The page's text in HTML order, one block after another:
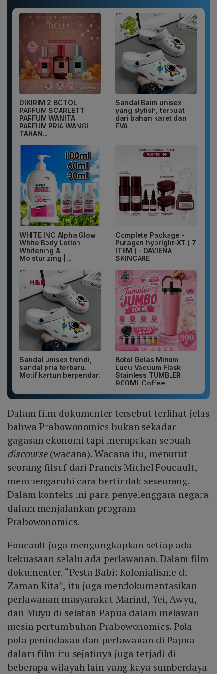
DIKIRIM 2 BOTOL
PARFUM SCARLETT
PARFUM WANITA
PARFUM PRIA WANGI
TAHAN...
Sandal Baim unisex
yang stylish, terbuat
dari bahan karet dan
EVA...
WHITE INC Alpha Glow
White Body Lotion
Whitening &
Moisturizing |...
Complete Package -
Puragen hybright-XT ( 7
ITEM ) - DAVIENA
SKINCARE
Sandal unisex trendi,
sandal pria terbaru.
Motif kartun berpendar.
Botol Gelas Minum
Lucu Vacuum Flask
Stainless TUMBLER
900ML Coffee...
Dalam film dokumenter tersebut terlihat jelas
bahwa Prabowonomics bukan sekadar
gagasan ekonomi tapi merupakan sebuah
discourse(wacana). Wacana itu, menurut
seorang filsuf dari Prancis Michel Foucault,
mempengaruhi cara bertindak seseorang.
Dalam konteks ini para penyelenggara negara
dalam menjalankan program
Prabowonomics.
Foucault juga mengungkapkan setiap ada
kekuasaan selalu ada perlawanan. Dalam film
dokumenter, “Pesta Babi: Kolonialisme di
Zaman Kita”, itu juga mendokumentasikan
perlawanan masyarakat Marind, Yei, Awyu,
dan Muyu di selatan Papua dalam melawan
mesin pertumbuhan Prabowonomics. Pola-
pola penindasan dan perlawanan di Papua
dalam film itu sejatinya juga terjadi di
beberapa wilayah lain yang kaya sumberdaya